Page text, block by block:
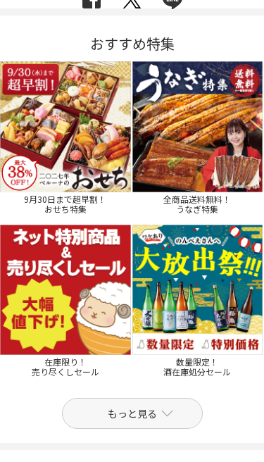
おすすめ特集
9月30日まで超早割！
おせち特集
全商品送料無料！
うなぎ特集
在庫限り！
売り尽くしセール
数量限定！
酒在庫処分セール
もっと見る